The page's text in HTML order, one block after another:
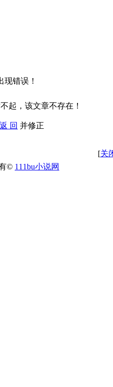
现错误！
起，该文章不存在！
返 回 并修正
[关
© 111bu小说网